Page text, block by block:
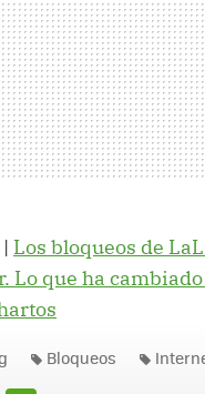
Los bloqueos de
Lo que ha cambiado
Bloqueos